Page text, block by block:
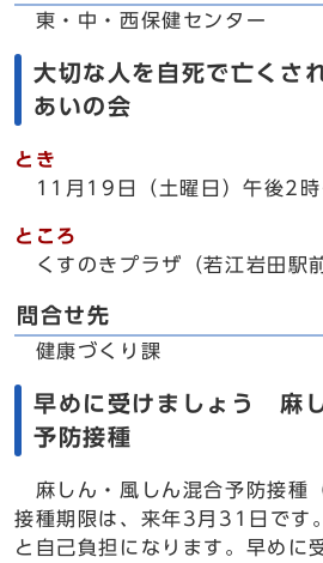
東・中・西保健センター
大切な人を自死で亡くさ
あいの会
とき
11月19日（土曜日）午後2
ところ
くすのきプラザ（若江岩田駅
問合せ先
健康づくり課
早めに受けましょう 麻
予防接種
麻しん・風しん混合予防接種
接種期限は、来年3月31日です
と自己負担になります。早めに